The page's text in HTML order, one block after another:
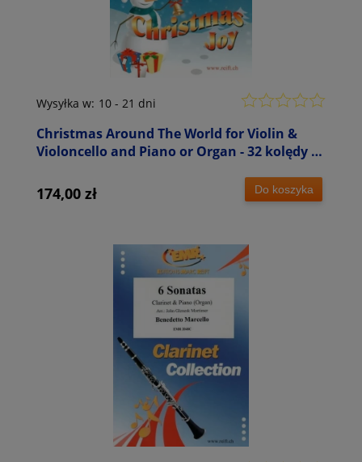
Christmas Around The World for Violin &
Violoncello and Piano or Organ - 32 kolędy z
wiolonczelę z fortepianem
Wysyłka w: 10 - 21 dni
174,00 zł Do koszyka